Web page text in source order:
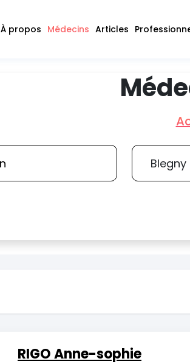
À propos Médecins Articles
RIGO Anne-sophie